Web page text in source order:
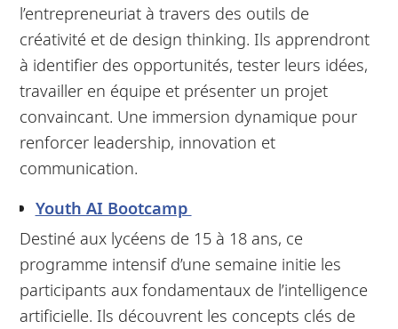
l’entrepreneuriat à travers des outils de
créativité et de design thinking. Ils apprendront
à identifier des opportunités, tester leurs idées,
travailler en équipe et présenter un projet
convaincant. Une immersion dynamique pour
renforcer leadership, innovation et
communication.
Youth AI Bootcamp
Destiné aux lycéens de 15 à 18 ans, ce
programme intensif d’une semaine initie les
participants aux fondamentaux de l’intelligence
artificielle. Ils découvrent les concepts clés de